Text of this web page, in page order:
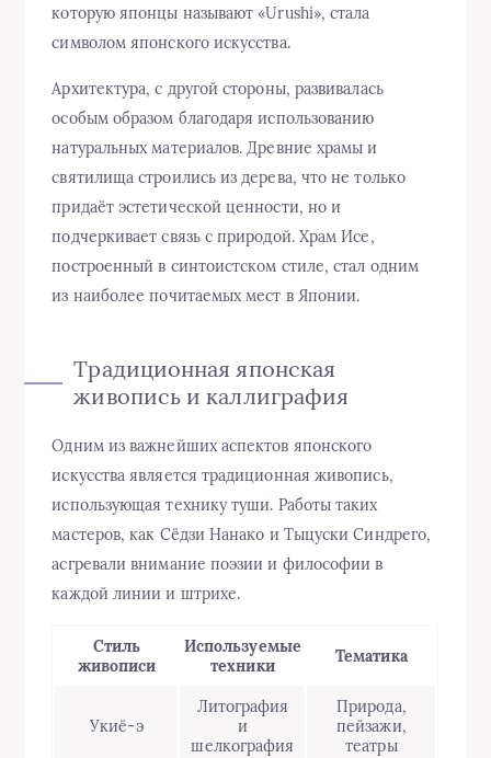
которую японцы называют «Urushi», стала
символом японского искусства.
Архитектура, с другой стороны, развивалась
особым образом благодаря использованию
натуральных материалов. Древние храмы и
святилища строились из дерева, что не только
придаёт эстетической ценности, но и
подчеркивает связь с природой. Храм Исе,
построенный в синтоистском стиле, стал одним
из наиболее почитаемых мест в Японии.
Традиционная японская
живопись и каллиграфия
Одним из важнейших аспектов японского
искусства является традиционная живопись,
использующая технику туши. Работы таких
мастеров, как Сёдзи Нанако и Тыцуски Синдрего,
acгревали внимание поэзии и философии в
каждой линии и штрихе.
Стиль
живописи
Используемые
техники
Тематика
Укиё-э
Литография
и
шелкография
Природа,
пейзажи,
театры